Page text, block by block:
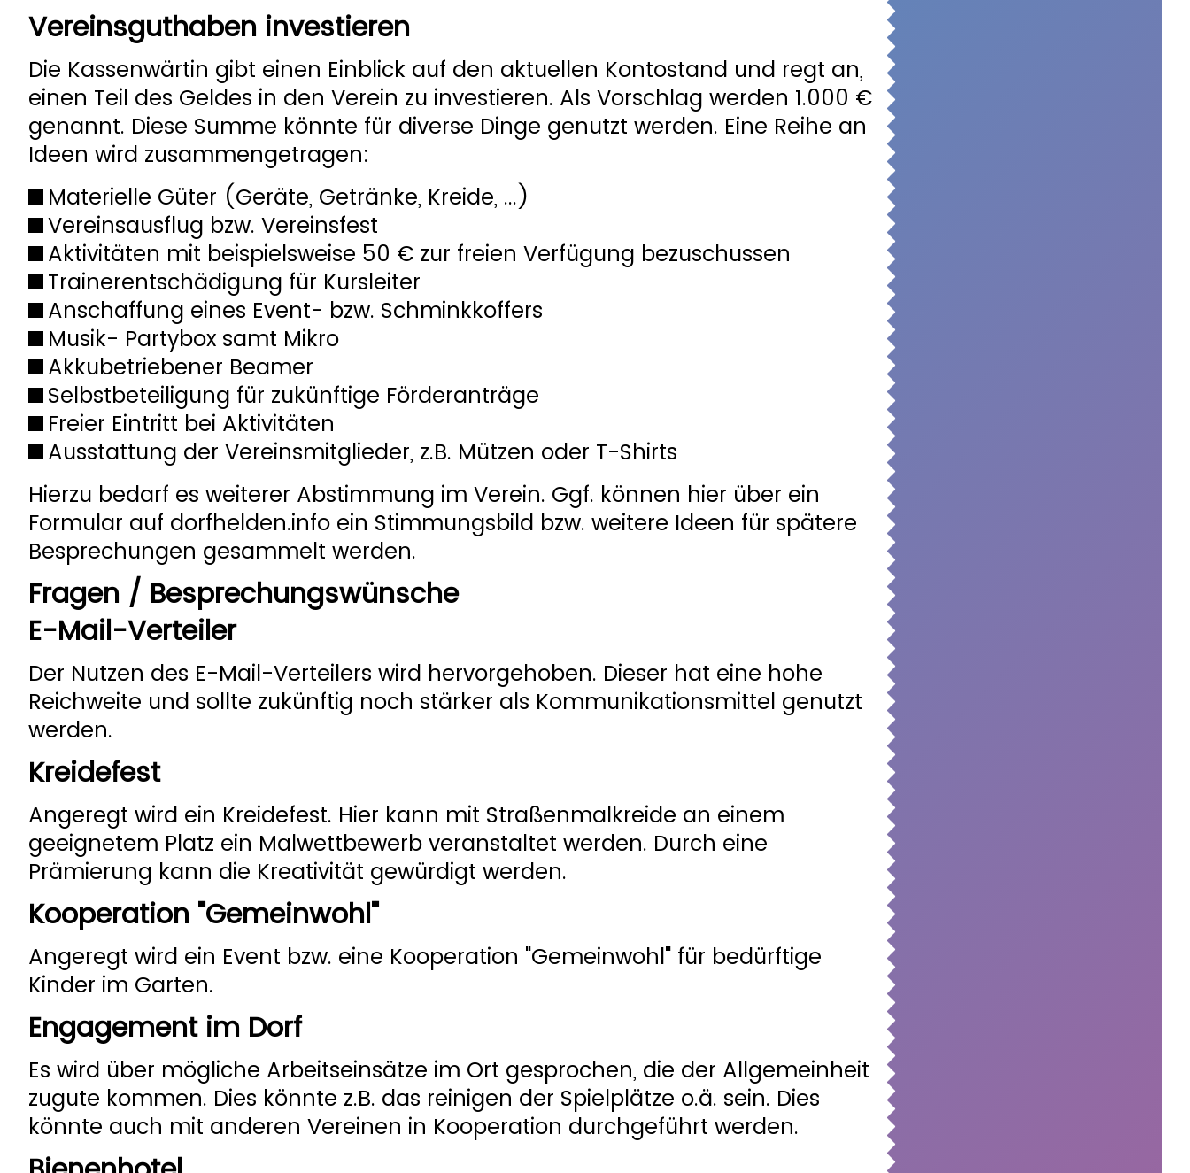
Vereinsguthaben investieren
Die Kassenwärtin gibt einen Einblick auf den aktuellen Kontostand und regt an,
einen Teil des Geldes in den Verein zu investieren. Als Vorschlag werden 1.000 €
genannt. Diese Summe könnte für diverse Dinge genutzt werden. Eine Reihe an
Ideen wird zusammengetragen:
Materielle Güter (Geräte, Getränke, Kreide, ...)
Vereinsausflug bzw. Vereinsfest
Aktivitäten mit beispielsweise 50 € zur freien Verfügung bezuschussen
Trainerentschädigung für Kursleiter
Anschaffung eines Event- bzw. Schminkkoffers
Musik- Partybox samt Mikro
Akkubetriebener Beamer
Selbstbeteiligung für zukünftige Förderanträge
Freier Eintritt bei Aktivitäten
Ausstattung der Vereinsmitglieder, z.B. Mützen oder T-Shirts
Hierzu bedarf es weiterer Abstimmung im Verein. Ggf. können hier über ein
Formular auf dorfhelden.info ein Stimmungsbild bzw. weitere Ideen für spätere
Besprechungen gesammelt werden.
Fragen / Besprechungswünsche
E-Mail-Verteiler
Der Nutzen des E-Mail-Verteilers wird hervorgehoben. Dieser hat eine hohe
Reichweite und sollte zukünftig noch stärker als Kommunikationsmittel genutzt
werden.
Kreidefest
Angeregt wird ein Kreidefest. Hier kann mit Straßenmalkreide an einem
geeignetem Platz ein Malwettbewerb veranstaltet werden. Durch eine
Prämierung kann die Kreativität gewürdigt werden.
Kooperation "Gemeinwohl"
Angeregt wird ein Event bzw. eine Kooperation "Gemeinwohl" für bedürftige
Kinder im Garten.
Engagement im Dorf
Es wird über mögliche Arbeitseinsätze im Ort gesprochen, die der Allgemeinheit
zugute kommen. Dies könnte z.B. das reinigen der Spielplätze o.ä. sein. Dies
könnte auch mit anderen Vereinen in Kooperation durchgeführt werden.